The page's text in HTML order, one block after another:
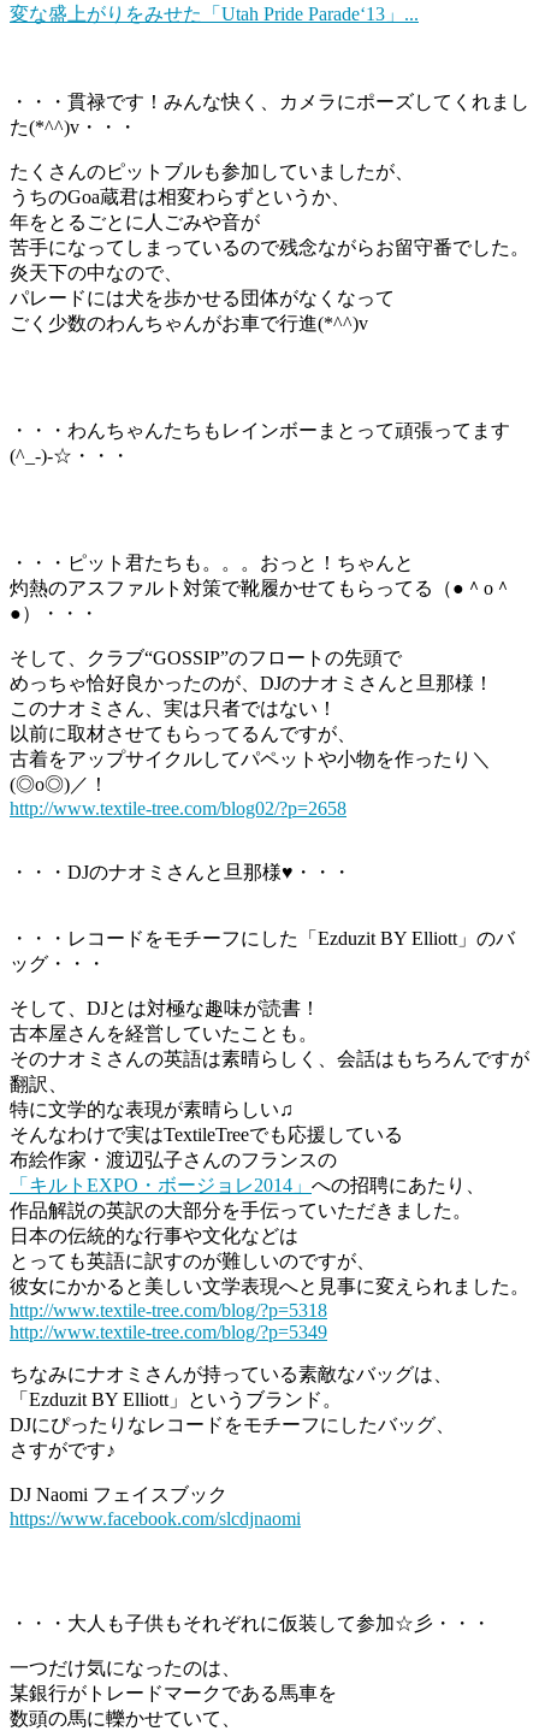
変な盛上がりをみせた「Utah Pride Parade‘13」...
・・・貫禄です！みんな快く、カメラにポーズしてくれまし
た(*^^)v・・・
たくさんのピットブルも参加していましたが、
うちのGoa蔵君は相変わらずというか、
年をとるごとに人ごみや音が
苦手になってしまっているので残念ながらお留守番でした。
炎天下の中なので、
パレードには犬を歩かせる団体がなくなって
ごく少数のわんちゃんがお車で行進(*^^)v
・・・わんちゃんたちもレインボーまとって頑張ってます
(^_-)-☆・・・
・・・ピット君たちも。。。おっと！ちゃんと
灼熱のアスファルト対策で靴履かせてもらってる（●＾o＾
●）・・・
そして、クラブ“GOSSIP”のフロートの先頭で
めっちゃ恰好良かったのが、DJのナオミさんと旦那様！
このナオミさん、実は只者ではない！
以前に取材させてもらってるんですが、
古着をアップサイクルしてパペットや小物を作ったり＼
(◎o◎)／！
http://www.textile-tree.com/blog02/?p=2658
・・・DJのナオミさんと旦那様♥・・・
・・・レコードをモチーフにした「Ezduzit BY Elliott」のバ
ッグ・・・
そして、DJとは対極な趣味が読書！
古本屋さんを経営していたことも。
そのナオミさんの英語は素晴らしく、会話はもちろんですが
翻訳、
特に文学的な表現が素晴らしい♫
そんなわけで実はTextileTreeでも応援している
布絵作家・渡辺弘子さんのフランスの
「キルトEXPO・ボージョレ2014」 への招聘にあたり、
作品解説の英訳の大部分を手伝っていただきました。
日本の伝統的な行事や文化などは
とっても英語に訳すのが難しいのですが、
彼女にかかると美しい文学表現へと見事に変えられました。
http://www.textile-tree.com/blog/?p=5318
http://www.textile-tree.com/blog/?p=5349
ちなみにナオミさんが持っている素敵なバッグは、
「Ezduzit BY Elliott」というブランド。
DJにぴったりなレコードをモチーフにしたバッグ、
さすがです♪
DJ Naomi フェイスブック
https://www.facebook.com/slcdjnaomi
・・・大人も子供もそれぞれに仮装して参加☆彡・・・
一つだけ気になったのは、
某銀行がトレードマークである馬車を
数頭の馬に轢かせていて、